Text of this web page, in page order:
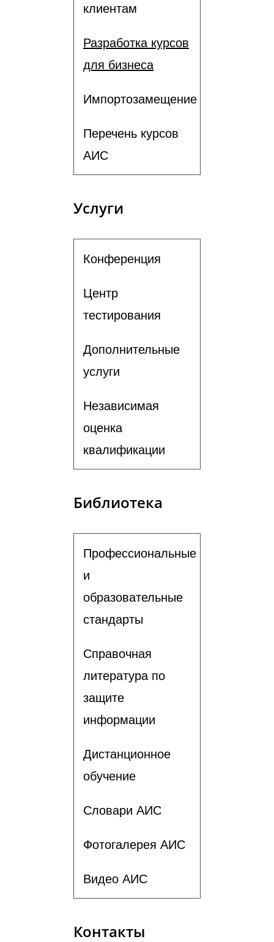
клиентам
Разработка курсов
для бизнеса
Импортозамещение
Перечень курсов
АИС
Услуги
Конференция
Центр
тестирования
Дополнительные
услуги
Независимая
оценка
квалификации
Библиотека
Профессиональные
и
образовательные
стандарты
Справочная
литература по
защите
информации
Дистанционное
обучение
Словари АИС
Фотогалерея АИС
Видео АИС
Контакты